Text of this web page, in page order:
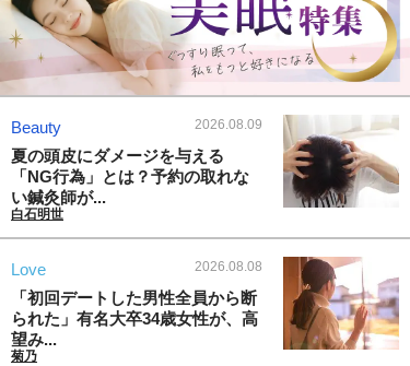
Beauty 2026.08.09
夏の頭皮にダメージを与える
「NG行為」とは？予約の取れな
い鍼灸師が...
白石明世
Love 2026.08.08
「初回デートした男性全員から断
られた」有名大卒34歳女性が、高
望み...
菊乃